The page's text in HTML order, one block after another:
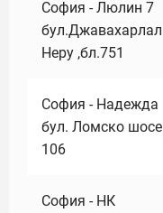
София - Люлин 7
бул.Джавахарлал
Неру ,бл.751
София - Надежда
бул. Ломско шосе
106
София - НК